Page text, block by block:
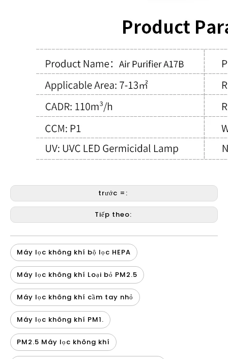
trước =:
Tiếp theo:
Máy lọc không khí bộ lọc HEPA
Máy lọc không khí Loại bỏ PM2.5
Máy lọc không khí cầm tay nhỏ
Máy lọc không khí PM1.
PM2.5 Máy lọc không khí